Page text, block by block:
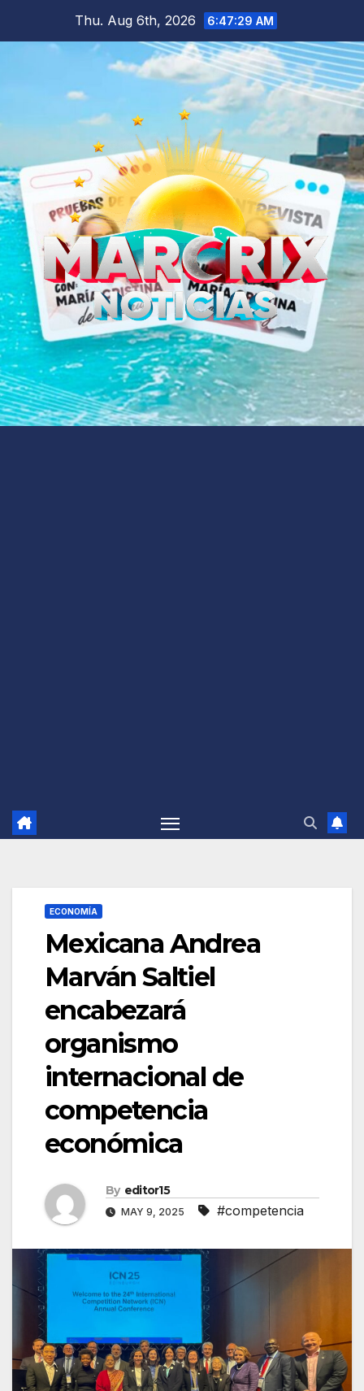
Thu. Aug 6th, 2026 6:47:30 AM
ECONOMÍA
Mexicana Andrea
Marván Saltiel
encabezará
organismo
internacional de
competencia
económica
By editor15
MAY 9, 2025 #competencia